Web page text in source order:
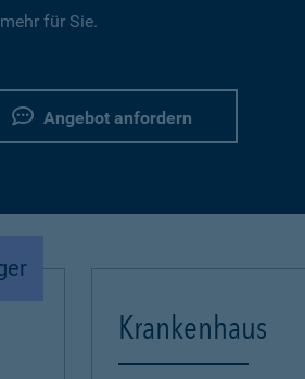
für Sie.
Angebot anfordern
Krankenhaus